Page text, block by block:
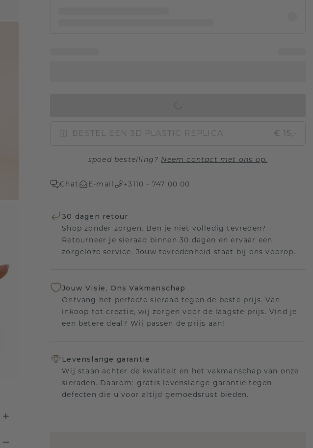
BESTEL EEN 3D PLASTIC REPLICA € 15,-
spoed bestelling? Neem contact met ons op.
Chat E-mail +3110 - 747 00 00
30 dagen retour
Shop zonder zorgen. Ben je niet volledig tevreden?
Retourneer je sieraad binnen 30 dagen en ervaar een
zorgeloze service. Jouw tevredenheid staat bij ons voorop.
Jouw Visie, Ons Vakmanschap
Ontvang het perfecte sieraad tegen de beste prijs. Van
inkoop tot creatie, wij zorgen voor de laagste prijs. Vind je
een betere deal? Wij passen de prijs aan!
Levenslange garantie
Wij staan achter de kwaliteit en het vakmanschap van onze
sieraden. Daarom: gratis levenslange garantie tegen
defecten die u voor altijd gemoedsrust bieden.